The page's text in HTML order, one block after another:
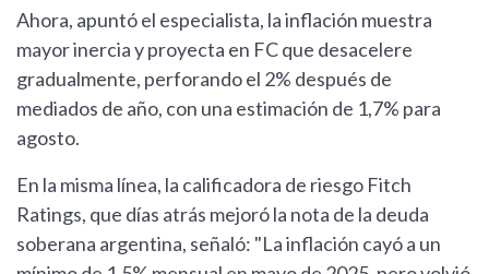
Ahora, apuntó el especialista, la inflación muestra
mayor inercia y proyecta en FC que desacelere
gradualmente, perforando el 2% después de
mediados de año, con una estimación de 1,7% para
agosto.
En la misma línea, la calificadora de riesgo Fitch
Ratings, que días atrás mejoró la nota de la deuda
soberana argentina, señaló: "La inflación cayó a un